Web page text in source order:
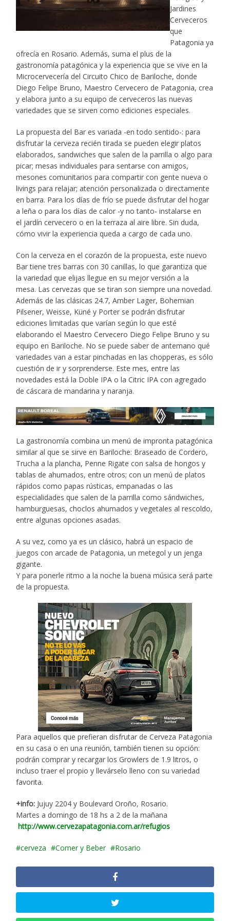
Jardines
Cerveceros
que
Patagonia ya
ofrecía en Rosario. Además, suma el plus de la
gastronomía patagónica y la experiencia que se vive en la
Microcervecería del Circuito Chico de Bariloche, donde
Diego Felipe Bruno, Maestro Cervecero de Patagonia, crea
y elabora junto a su equipo de cerveceros las nuevas
variedades que se sirven como ediciones especiales.
La propuesta del Bar es variada -en todo sentido-: para
disfrutar la cerveza recién tirada se pueden elegir platos
elaborados, sandwiches que salen de la parrilla o algo para
picar; mesas individuales para sentarse con amigos,
mesones comunitarios para compartir con gente nueva o
livings para relajar; atención personalizada o directamente
en barra. Para los días de frío se puede disfrutar del hogar
a leña o para los días de calor -y no tanto- instalarse en
el jardín cervecero o en la terraza al aire libre. Sin duda,
cómo vivir la experiencia queda a cargo de cada uno.
Con la cerveza en el corazón de la propuesta,este nuevo
Bar tiene tres barras con 30 canillas, lo que garantiza que
la variedad que elijas llegue en su mejor versión a la
mesa. Las cervezas que se tiran son siempre una novedad.
Además de las clásicas 24.7, Amber Lager, Bohemian
Pilsener, Weisse, Küné y Porter se podrán disfrutar
ediciones limitadas que varían según lo que esté
elaborando el Maestro Cervecero Diego Felipe Bruno y su
equipo en Bariloche. No se puede saber de antemano qué
variedades van a estar pinchadas en las chopperas, es sólo
cuestión de ir y sorprenderse. Este mes, entre las
novedades está la Doble IPA o la Citric IPA con agregado
de cáscara de mandarina y naranja.
La gastronomía combina un menú de impronta patagónica
similar al que se sirve en Bariloche: Braseado de Cordero,
Trucha a la plancha, Penne Rigate con salsa de hongos y
tablas de ahumados, entre otros; con un menú de platos
rápidos como papas rústicas, empanadas o las
especialidades que salen de la parrilla como sándwiches,
hamburguesas, choclos ahumados y vegetales al rescoldo,
entre algunas opciones asadas.
A su vez, como ya es un clásico, habrá un espacio de
juegos con arcade de Patagonia, un metegol y un jenga
gigante.
Y para ponerle ritmo a la noche la buena música será parte
de la propuesta.
Para aquellos que prefieran disfrutar de Cerveza Patagonia
en su casa o en una reunión, también tienen su opción:
podrán comprar y recargar los Growlers de 1.9 litros, o
incluso traer el propio y llevárselo lleno con su variedad
favorita.
+info: Jujuy 2204 y Boulevard Oroño, Rosario.
Martes a domingo de 18 hs a 2 de la mañana
http://www.cervezapatagonia.com.ar/refugios
cerveza Comer y Beber Rosario